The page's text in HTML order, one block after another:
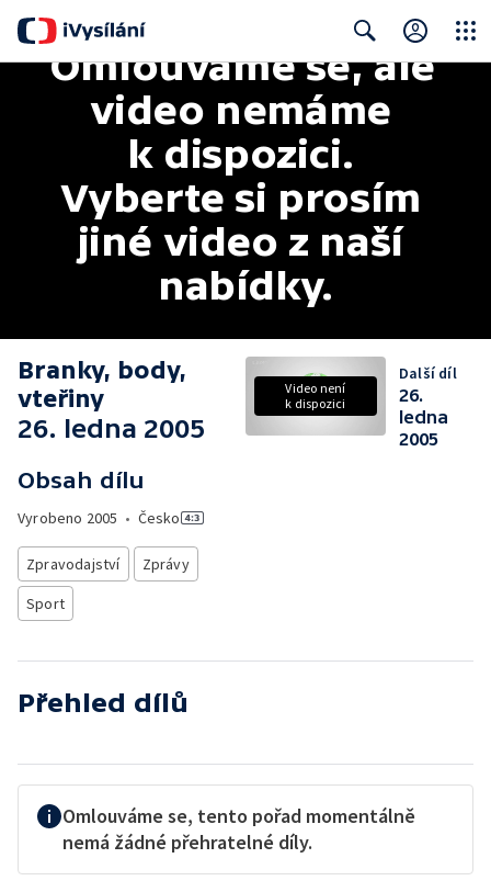
Search
Omlouváme se, ale
video nemáme
k dispozici.
Vyberte si prosím
jiné video z naší
nabídky.
Branky, body,
vteřiny
26. ledna 2005
Obsah dílu
Vyrobeno 2005 • Česko
Zpravodajství
Zprávy
Sport
Video není
k dispozici
Další díl
26.
ledna
2005
Přehled dílů
Omlouváme se, tento pořad momentálně
nemá žádné přehratelné díly.